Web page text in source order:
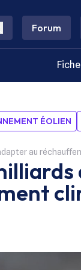
Forum
ÉOLIEN
au